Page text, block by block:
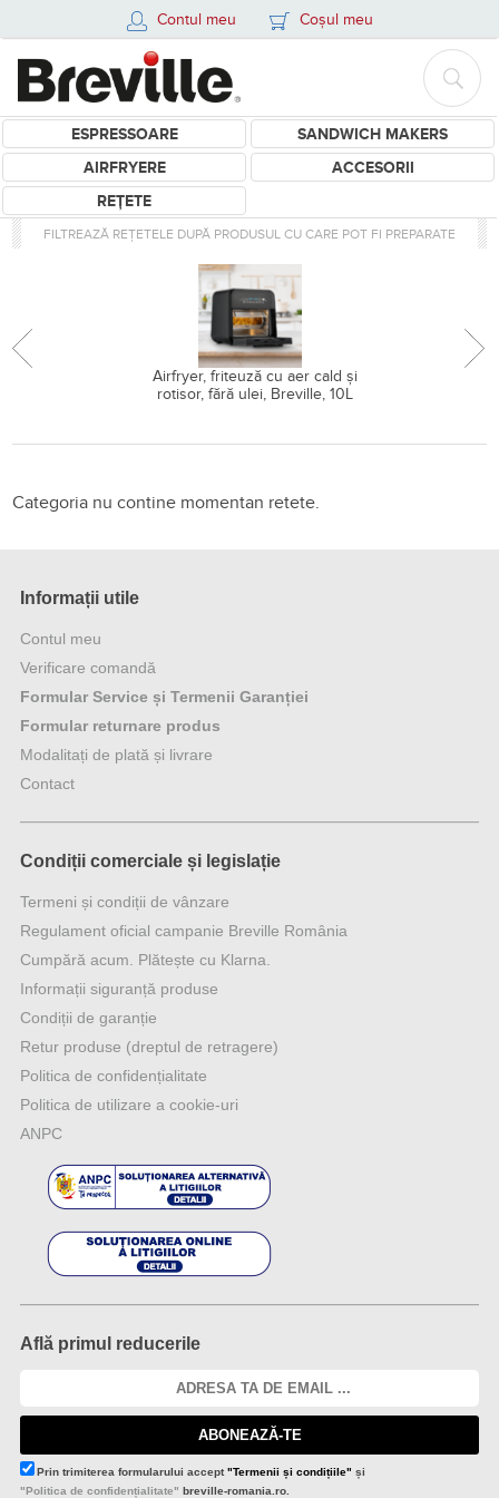
Contul meu Coșul meu
ESPRESSOARE
SANDWICH MAKERS
AIRFRYERE
ACCESORII
REȚETE
FILTREAZĂ REȚETELE DUPĂ PRODUSUL CU CARE POT FI PREPARATE
Airfryer, friteuză cu aer cald și
rotisor, fără ulei, Breville, 10L
Retete pentru Sticlă apă
Categoria nu contine momentan retete.
Informații utile
Contul meu
Verificare comandă
Formular Service și Termenii Garanției
Formular returnare produs
Modalitați de plată și livrare
Contact
Condiții comerciale și legislație
Termeni și condiții de vânzare
Regulament oficial campanie Breville România
Cumpără acum. Plătește cu Klarna.
Informații siguranță produse
Condiții de garanție
Retur produse (dreptul de retragere)
Politica de confidențialitate
Politica de utilizare a cookie-uri
ANPC
Află primul reducerile
ABONEAZĂ-TE
Prin trimiterea formularului accept"Termenii și condițiile" și
"Politica de confidențialitate" breville-romania.ro.